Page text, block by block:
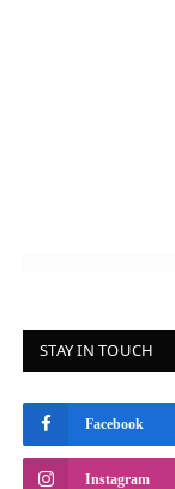
STAY IN TOUCH
Facebook
Instagram